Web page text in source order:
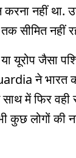
नहीं था.
सीमित नहीं
जैसा
ने भारत की
में फिर वही
लोगों की